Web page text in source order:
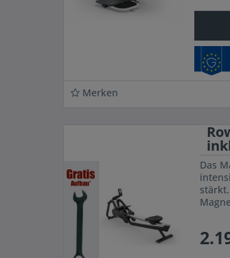
Merken
Das